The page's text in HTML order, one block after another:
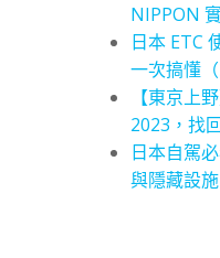
NIPPON
日本 ETC
一次搞懂（
【東京上
2023，找
日本自駕
與隱藏設施